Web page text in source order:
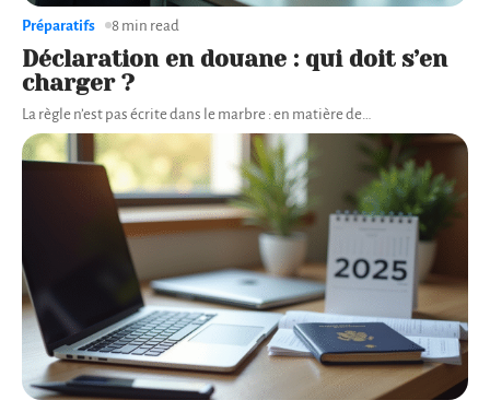
Déclaration en douane : qui doit s’en
charger ?
La règle n’est pas écrite dans le marbre : en matière de
Préparatifs 8 min read